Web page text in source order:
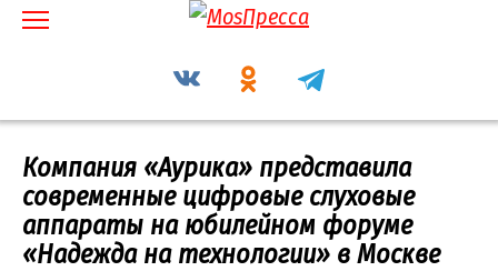
Перейти
Компания «Аурика» представила
современные цифровые слуховые
аппараты на юбилейном форуме
«Надежда на технологии» в Москве